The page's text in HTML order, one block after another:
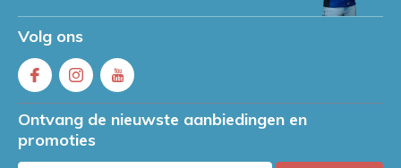
Volg ons
Ontvang de nieuwste aanbiedingen en
promoties